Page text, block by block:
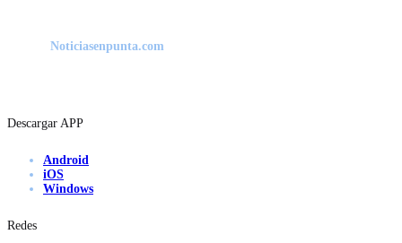
Noticiasenpunta.com
Descargar APP
Android
iOS
Windows
Redes